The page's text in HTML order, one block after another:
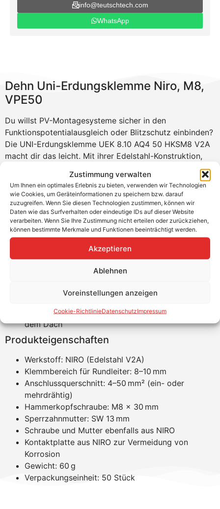
Zustimmung verwalten
Um Ihnen ein optimales Erlebnis zu bieten, verwenden wir Technologien
wie Cookies, um Geräteinformationen zu speichern bzw. darauf
zuzugreifen. Wenn Sie diesen Technologien zustimmen, können wir
Daten wie das Surfverhalten oder eindeutige IDs auf dieser Website
verarbeiten. Wenn Sie Ihre Zustimmung nicht erteilen oder zurückziehen,
können bestimmte Merkmale und Funktionen beeinträchtigt werden.
Akzeptieren
Ablehnen
Voreinstellungen anzeigen
Cookie-RichtlinieDatenschutzImpressum
info@teutschtech.com
WhatsApp
Dehn Uni-Erdungsklemme Niro, M8,
VPE50
Du willst PV-Montagesysteme sicher in den
Funktionspotentialausgleich oder Blitzschutz einbinden?
Die UNI-Erdungsklemme UEK 8.10 AQ4 50 HKSM8 V2A
macht dir das leicht. Mit ihrer Edelstahl-Konstruktion,
praktischen Hammerkopfschraube M8 bietet sie dir eine
zuverlässige Lösung für unterschiedlichste Leiterarten –
schnell montiert und normgerecht.
Produktvorteile
Kontaktplatte verhindert Korrosion bei Materialmix
Robuste Edelstahl-Ausführung für langlebigen
Normgerecht nach DIN EN 62561-1
Passend für viele Profilsysteme im Feld und auf
dem Dach
Produkteigenschaften
Werkstoff: NIRO (Edelstahl V2A)
Klemmbereich für Rundleiter: 8–10 mm
Anschlussquerschnitt: 4–50 mm² (ein- oder
mehrdrähtig)
Hammerkopfschraube: M8 × 30 mm
Sperrzahnmutter: SW 13 mm
Schraube und Mutter ebenfalls aus NIRO
Kontaktplatte aus NIRO zur Vermeidung von
Korrosion
Gewicht: 60 g
Verpackungseinheit: 50 Stück